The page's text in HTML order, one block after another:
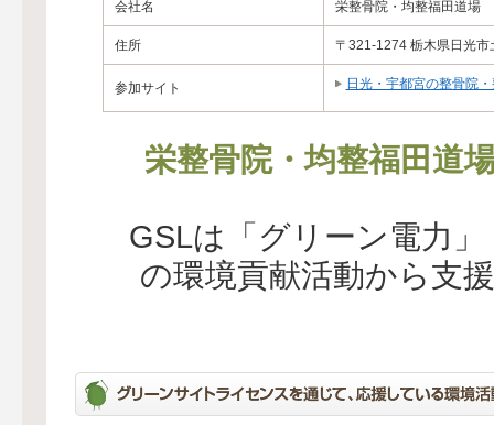
会社名 栄整骨院・均整福田道場
住所 〒321-1274 栃木県日光市
参加サイト 日光・宇都宮の整骨院
栄整骨院・均整福田道
GSLは「グリーン電力
の環境貢献活動から支